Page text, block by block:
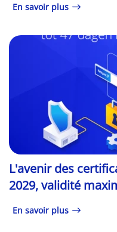
En savoir plus
L'avenir des
2029, validité
En savoir plus